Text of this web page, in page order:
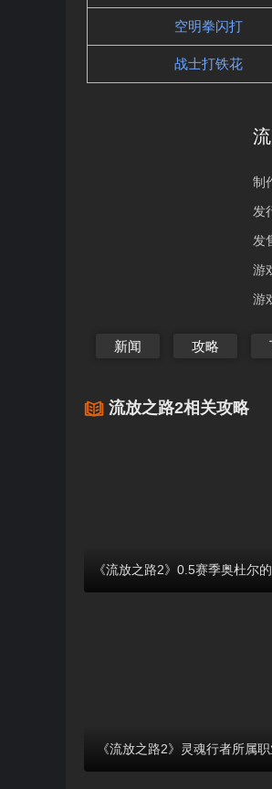
空明拳闪打
战士打铁花
制
发
发
游
游
新闻 攻略
流放之路2相关攻略
《流放之路2》灵魂行者所属